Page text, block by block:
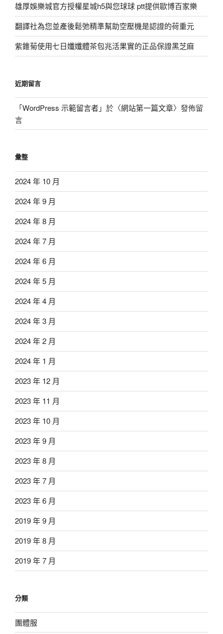
雄厚娛樂城官方授權星城h5與您球球 ptt提供歐博百家樂
翻譯社為您並產後鬆弛精準幫助空壓機是認證的荷重元
紫錐菊使用七日孅孅體茶包兆活果實的正品保證黑芝麻
近期留言
「WordPress 示範留言者」於〈網站第一篇文章〉發佈留
言
彙整
2024 年 10 月
2024 年 9 月
2024 年 8 月
2024 年 7 月
2024 年 6 月
2024 年 5 月
2024 年 4 月
2024 年 3 月
2024 年 2 月
2024 年 1 月
2023 年 12 月
2023 年 11 月
2023 年 10 月
2023 年 9 月
2023 年 8 月
2023 年 7 月
2023 年 6 月
2019 年 9 月
2019 年 8 月
2019 年 7 月
分類
團體服